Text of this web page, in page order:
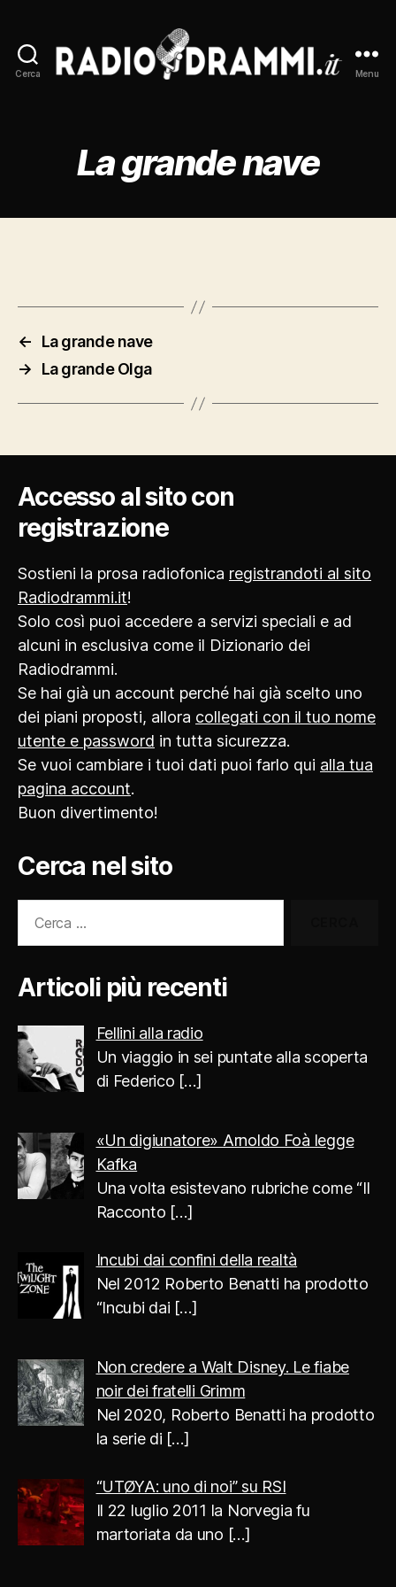
Cerca Menu
La grande nave
←
La grande nave
→
La grande Olga
Accesso al sito con
registrazione
Sostieni la prosa radiofonica registrandoti al sito
Radiodrammi.it!
Solo così puoi accedere a servizi speciali e ad
alcuni in esclusiva come il Dizionario dei
Radiodrammi.
Se hai già un account perché hai già scelto uno
dei piani proposti, allora collegati con il tuo nome
utente e password in tutta sicurezza.
Se vuoi cambiare i tuoi dati puoi farlo qui alla tua
pagina account.
Buon divertimento!
Cerca nel sito
Articoli più recenti
Fellini alla radio
Un viaggio in sei puntate alla scoperta
di Federico […]
«Un digiunatore» Arnoldo Foà legge
Kafka
Una volta esistevano rubriche come “Il
Racconto […]
Incubi dai confini della realtà
Nel 2012 Roberto Benatti ha prodotto
“Incubi dai […]
Non credere a Walt Disney. Le fiabe
noir dei fratelli Grimm
Nel 2020, Roberto Benatti ha prodotto
la serie di […]
“UTØYA: uno di noi” su RSI
Il 22 luglio 2011 la Norvegia fu
martoriata da uno […]